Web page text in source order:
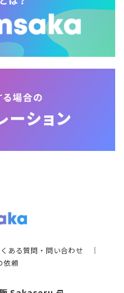
ある質問・問い合わせ ｜
依頼